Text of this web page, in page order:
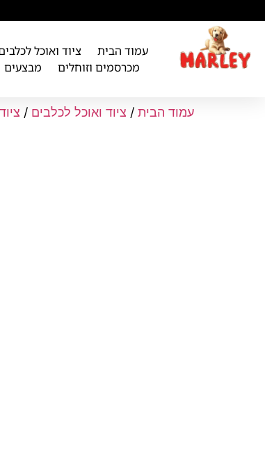
עמוד הבית ציוד ואוכל
מכרסמים וזוחלים
מבצעים
עמוד הבית / ציוד ואוכל לכלבים /